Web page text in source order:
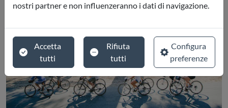
nostri partner e non influenzeranno i dati di navigazione.
Accetta
tutti
Rifiuta
tutti
Configura
preferenze